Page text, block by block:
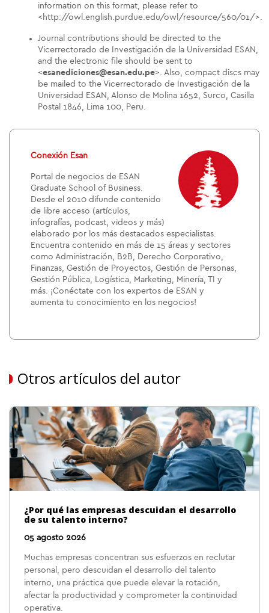
information on this format, please refer to
<http://owl.english.purdue.edu/owl/resource/560/01/>.
Journal contributions should be directed to the
Vicerrectorado de Investigación de la Universidad ESAN,
and the electronic file should be sent to
<esanediciones@esan.edu.pe>. Also, compact discs may
be mailed to the Vicerrectorado de Investigación de la
Universidad ESAN, Alonso de Molina 1652, Surco, Casilla
Postal 1846, Lima 100, Peru.
Conexión Esan
Portal de negocios de ESAN
Graduate School of Business.
Desde el 2010 difunde contenido
de libre acceso (artículos,
infografías, podcast, videos y más)
elaborado por los más destacados especialistas.
Encuentra contenido en más de 15 áreas y sectores
como Administración, B2B, Derecho Corporativo,
Finanzas, Gestión de Proyectos, Gestión de Personas,
Gestión Pública, Logística, Marketing, Minería, TI y
más. ¡Conéctate con los expertos de ESAN y
aumenta tu conocimiento en los negocios!
Otros artículos del autor
¿Por qué las empresas descuidan el desarrollo
de su talento interno?
05 agosto 2026
Muchas empresas concentran sus esfuerzos en reclutar
personal, pero descuidan el desarrollo del talento
interno, una práctica que puede elevar la rotación,
afectar la productividad y comprometer la continuidad
operativa.